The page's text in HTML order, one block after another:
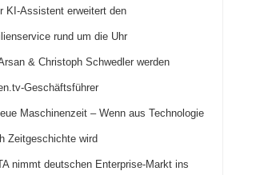
KI-Assistent erweitert den
rund um die Uhr
& Christoph Schwedler werden
Geschäftsführer
Maschinenzeit – Wenn aus Technologie
Zeitgeschichte wird
nimmt deutschen Enterprise-Markt ins